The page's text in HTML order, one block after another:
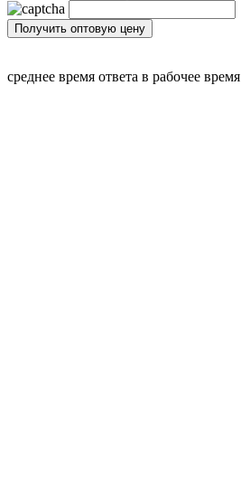
среднее время ответа в рабочее время